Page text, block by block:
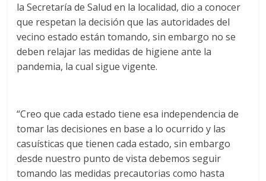
la Secretaría de Salud en la localidad, dio a conocer
que respetan la decisión que las autoridades del
vecino estado están tomando, sin embargo no se
deben relajar las medidas de higiene ante la
pandemia, la cual sigue vigente.
“Creo que cada estado tiene esa independencia de
tomar las decisiones en base a lo ocurrido y las
casuísticas que tienen cada estado, sin embargo
desde nuestro punto de vista debemos seguir
tomando las medidas precautorias como hasta